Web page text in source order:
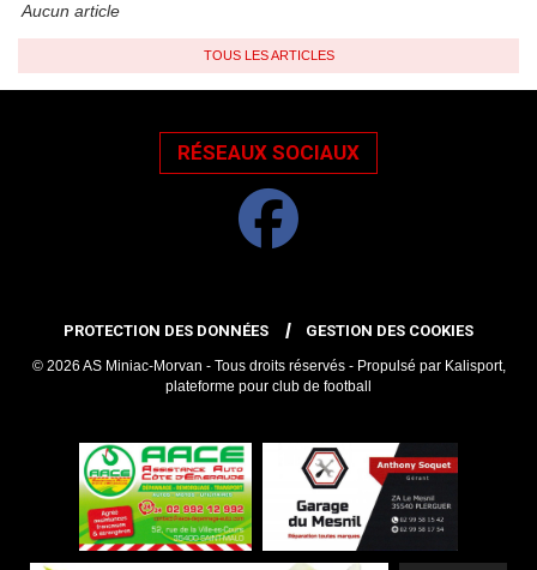
Aucun article
TOUS LES ARTICLES
RÉSEAUX SOCIAUX
PROTECTION DES DONNÉES GESTION DES COOKIES
© 2026 AS Miniac-Morvan - Tous droits réservés - Propulsé par Kalisport,
plateforme pour club de football